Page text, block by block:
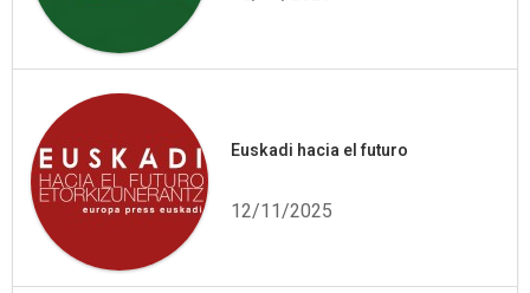
Euskadi hacia el futuro
12/11/2025